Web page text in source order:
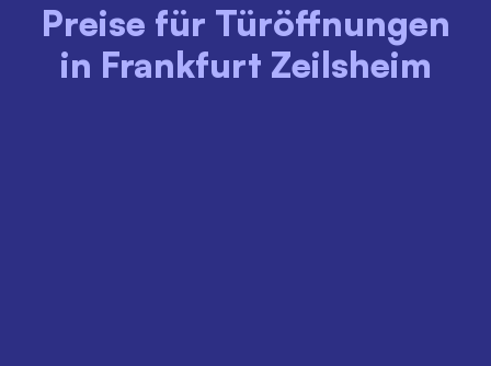
Preise für Türöffnungen
in Frankfurt Zeilsheim